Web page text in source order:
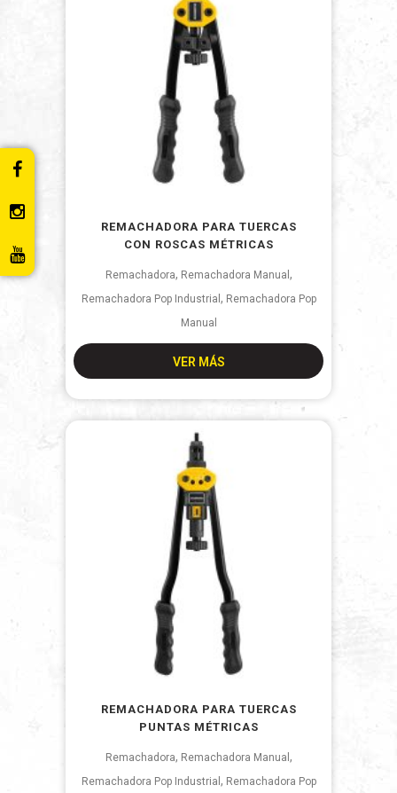
REMACHADORA PARA TUERCAS
CON ROSCAS MÉTRICAS
Remachadora, Remachadora Manual ,
Remachadora Pop Industrial , Remachadora Pop
Manual
VER MÁS
REMACHADORA PARA TUERCAS
PUNTAS MÉTRICAS
Remachadora, Remachadora Manual ,
Remachadora Pop Industrial , Remachadora Pop